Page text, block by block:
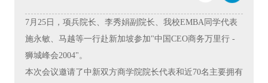
7月25日，项兵院长、李秀娟副院长、我校EMBA同学代表
施永敏、马越等一行赴新加坡参加"中国CEO商务万里行 -
狮城峰会2004"。
本次会议邀请了中新双方商学院院长代表和近70名主要拥有